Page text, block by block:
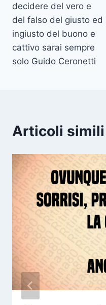
decidere del vero e
del falso del giusto ed
ingiusto del buono e
cattivo sarai sempre
solo Guido Ceronetti
Articoli simili